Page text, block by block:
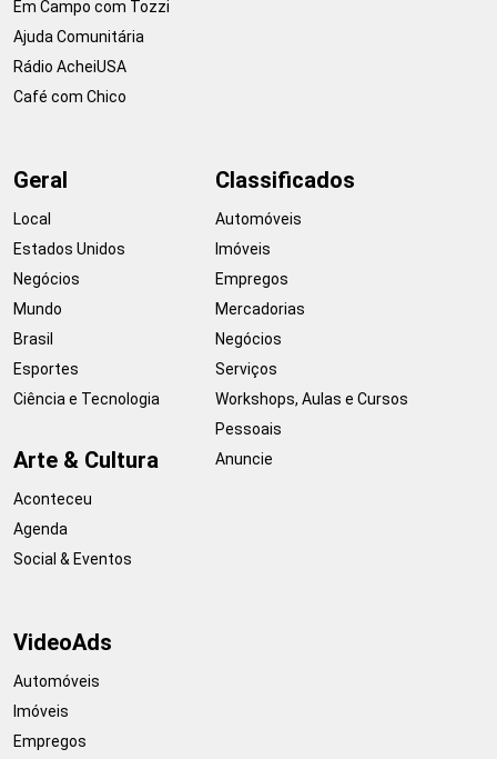
Em Campo com Tozzi
Ajuda Comunitária
Rádio AcheiUSA
Café com Chico
Geral
Local
Estados Unidos
Negócios
Mundo
Brasil
Esportes
Ciência e Tecnologia
Arte & Cultura
Aconteceu
Agenda
Social & Eventos
Classificados
Automóveis
Imóveis
Empregos
Mercadorias
Negócios
Serviços
Workshops, Aulas e Cursos
Pessoais
Anuncie
VideoAds
Automóveis
Imóveis
Empregos